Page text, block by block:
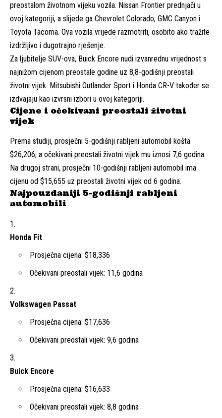
preostalom životnom vijeku vozila. Nissan Frontier prednjači u
ovoj kategoriji, a slijede ga Chevrolet Colorado, GMC Canyon i
Toyota Tacoma. Ova vozila vrijede razmotriti, osobito ako tražite
izdržljivo i dugotrajno rješenje.
Za ljubitelje SUV-ova, Buick Encore nudi izvanrednu vrijednost s
najnižom cijenom preostale godine uz 8,8-godišnji preostali
životni vijek. Mitsubishi Outlander Sport i Honda CR-V također se
izdvajaju kao izvrsni izbori u ovoj kategoriji.
Cijene i očekivani preostali životni
vijek
Prema studiji, prosječni 5-godišnji rabljeni automobil košta
$26,206, a očekivani preostali životni vijek mu iznosi 7,6 godina.
Na drugoj strani, prosječni 10-godišnji rabljeni automobil ima
cijenu od $15,655 uz preostali životni vijek od 6 godina.
Najpouzdaniji 5-godišnji rabljeni
automobili
Honda Fit
Prosječna cijena: $18,336
Očekivani preostali vijek: 11,6 godina
Volkswagen Passat
Prosječna cijena: $17,636
Očekivani preostali vijek: 9,6 godina
Buick Encore
Prosječna cijena: $16,633
Očekivani preostali vijek: 8,8 godina